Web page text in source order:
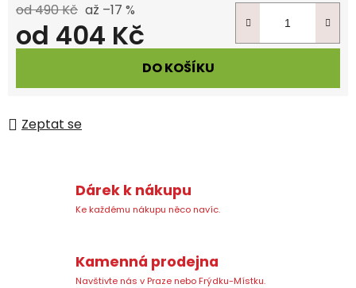
od 490 Kč až –17 %
od 404 Kč
DO KOŠÍKU
Zeptat se
Dárek k nákupu
Ke každému nákupu něco navíc.
Kamenná prodejna
Navštivte nás v Praze nebo Frýdku-Místku.